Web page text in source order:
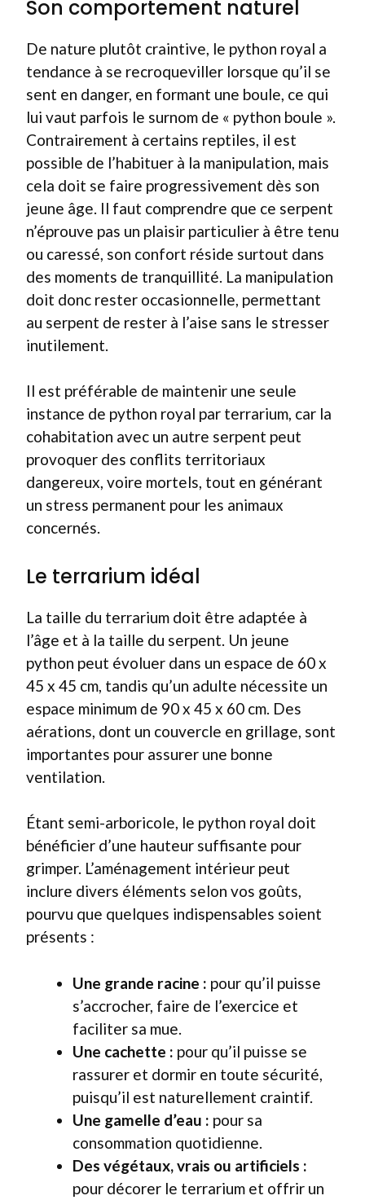
Son comportement naturel
De nature plutôt craintive, le python royal a
tendance à se recroqueviller lorsque qu’il se
sent en danger, en formant une boule, ce qui
lui vaut parfois le surnom de « python boule ».
Contrairement à certains reptiles, il est
possible de l’habituer à la manipulation, mais
cela doit se faire progressivement dès son
jeune âge. Il faut comprendre que ce serpent
n’éprouve pas un plaisir particulier à être tenu
ou caressé, son confort réside surtout dans
des moments de tranquillité. La manipulation
doit donc rester occasionnelle, permettant
au serpent de rester à l’aise sans le stresser
inutilement.
Il est préférable de maintenir une seule
instance de python royal par terrarium, car la
cohabitation avec un autre serpent peut
provoquer des conflits territoriaux
dangereux, voire mortels, tout en générant
un stress permanent pour les animaux
concernés.
Le terrarium idéal
La taille du terrarium doit être adaptée à
l’âge et à la taille du serpent. Un jeune
python peut évoluer dans un espace de 60 x
45 x 45 cm, tandis qu’un adulte nécessite un
espace minimum de 90 x 45 x 60 cm. Des
aérations, dont un couvercle en grillage, sont
importantes pour assurer une bonne
ventilation.
Étant semi-arboricole, le python royal doit
bénéficier d’une hauteur suffisante pour
grimper. L’aménagement intérieur peut
inclure divers éléments selon vos goûts,
pourvu que quelques indispensables soient
présents :
Une grande racine : pour qu’il puisse
s’accrocher, faire de l’exercice et
faciliter sa mue.
Une cachette : pour qu’il puisse se
rassurer et dormir en toute sécurité,
puisqu’il est naturellement craintif.
Une gamelle d’eau : pour sa
consommation quotidienne.
Des végétaux, vrais ou artificiels :
pour décorer le terrarium et offrir un